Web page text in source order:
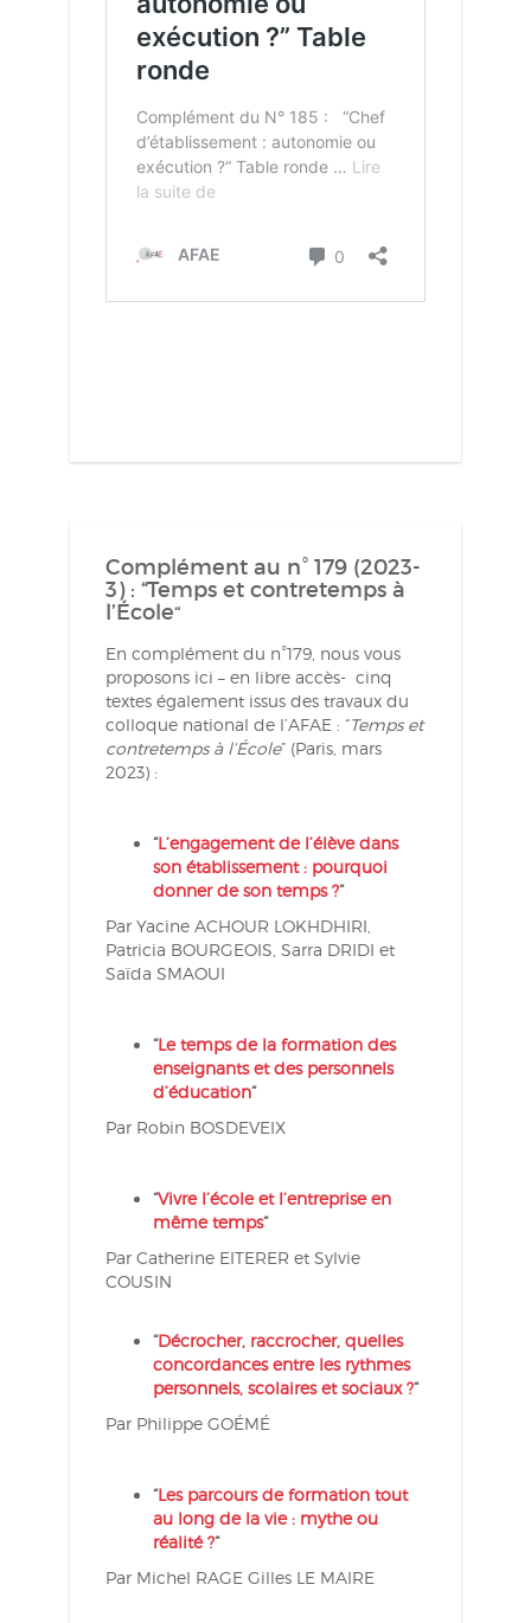
Complément au n° 179 (2023-
3) : “Temps et contretemps à
l’École“
En complément du n°179, nous vous
proposons ici – en libre accès- cinq
textes également issus des travaux du
colloque national de l’AFAE : “Temps et
contretemps à l’École” (Paris, mars
2023) :
“L’engagement de l’élève dans
son établissement : pourquoi
donner de son temps ?“
Par Yacine ACHOUR LOKHDHIRI,
Patricia BOURGEOIS, Sarra DRIDI et
Saïda SMAOUI
“Le temps de la formation des
enseignants et des personnels
d’éducation“
Par Robin BOSDEVEIX
“Vivre l’école et l’entreprise en
même temps“
Par Catherine EITERER et Sylvie
COUSIN
“Décrocher, raccrocher, quelles
concordances entre les rythmes
personnels, scolaires et sociaux ?“
Par Philippe GOÉMÉ
“Les parcours de formation tout
au long de la vie : mythe ou
réalité ?“
Par Michel RAGE Gilles LE MAIRE